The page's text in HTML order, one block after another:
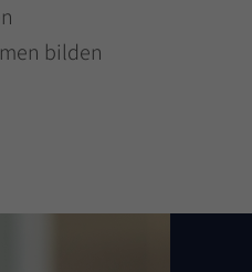
bilden